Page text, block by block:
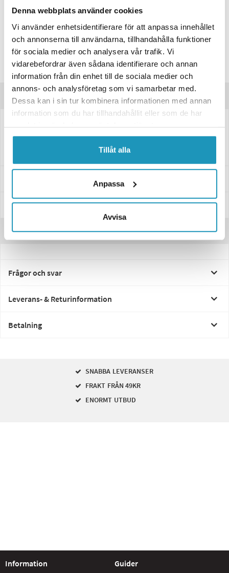
Denna webbplats använder cookies
Vi använder enhetsidentifierare för att anpassa innehållet
och annonserna till användarna, tillhandahålla funktioner
för sociala medier och analysera vår trafik. Vi
vidarebefordrar även sådana identifierare och annan
information från din enhet till de sociala medier och
annons- och analysföretag som vi samarbetar med.
Dessa kan i sin tur kombinera informationen med annan
information som du har tillhandahållit eller som de har
Tillåt alla
Anpassa
Avvisa
Lägsta pris de senaste 30-dagarna:
Leverans- & Returinformation
Spara produkt
Frågor om produkten?
Produktinformation
LED Sidomarkeringsljus från Valeryd – 110×30,5×18 mm, grönt
Utrustat med 15 cm kabel för enkel installation.
Manualer & Guider
Recensioner
Frågor och svar
Leverans- & Returinformation
Betalning
SNABBA LEVERANSER
FRAKT FRÅN 49KR
ENORMT UTBUD
Information Guider